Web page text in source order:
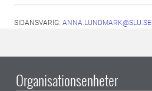
SIDANSVARIG: ANNA.LUNDMARK@SLU.SE
Organisationsenheter